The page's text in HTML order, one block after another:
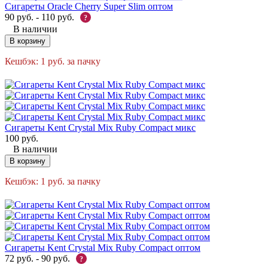
Сигареты Oracle Cherry Super Slim оптом
90 руб. - 110 руб. ?
В наличии
В корзину
Кешбэк: 1 руб. за пачку
Сигареты Kent Crystal Mix Ruby Compact микс
100 руб.
В наличии
В корзину
Кешбэк: 1 руб. за пачку
Сигареты Kent Crystal Mix Ruby Compact оптом
72 руб. - 90 руб. ?